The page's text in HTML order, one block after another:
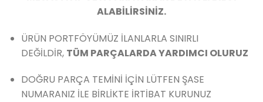
ALABİLİRSİNİZ.
ÜRÜN PORTFÖYÜMÜZ İLANLARLA SINIRLI
DEĞİLDİR, TÜM PARÇALARDA YARDIMCI OLURUZ
DOĞRU PARÇA TEMİNİ İÇİN LÜTFEN ŞASE
NUMARANIZ İLE BİRLİKTE İRTİBAT KURUNUZ